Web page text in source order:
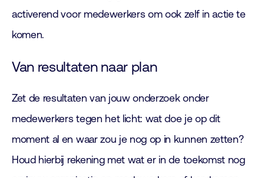
activerend voor medewerkers om ook zelf in actie te
komen.
Van resultaten naar plan
Zet de resultaten van jouw onderzoek onder
medewerkers tegen het licht: wat doe je op dit
moment al en waar zou je nog op in kunnen zetten?
Houd hierbij rekening met wat er in de toekomst nog